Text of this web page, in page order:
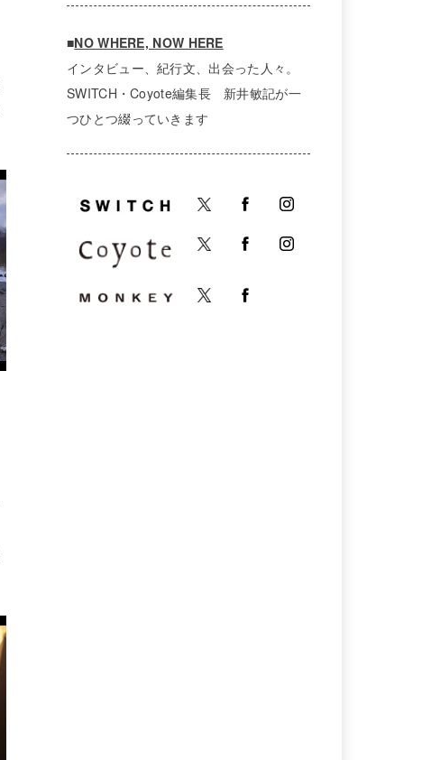
■NO WHERE, NOW HERE
インタビュー、紀行文、出会った人々。
SWITCH・Coyote編集長 新井敏記が一
つひとつ綴っていきます